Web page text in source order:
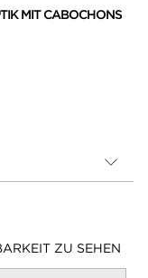
MIT CABOCHONS
ZU SEHEN